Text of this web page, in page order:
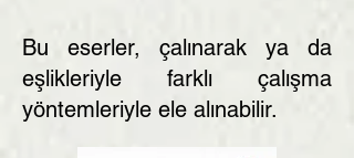
Bu eserler, çalınarak ya da
eşlikleriyle farklı çalışma
yöntemleriyle ele alınabilir.​​